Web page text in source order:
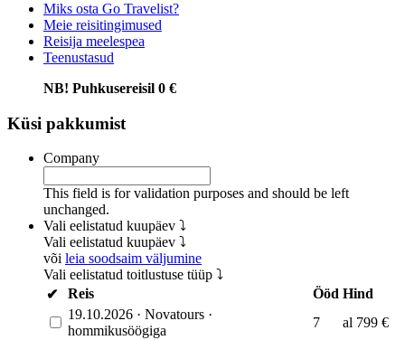
Miks osta Go Travelist?
Meie reisitingimused
Reisija meelespea
Teenustasud
NB! Puhkusereisil 0 €
Küsi pakkumist
Company
This field is for validation purposes and should be left
unchanged.
Vali eelistatud kuupäev ⤵
Vali eelistatud kuupäev ⤵
või leia soodsaim väljumine
Vali eelistatud toitlustuse tüüp ⤵
✔
Reis Ööd Hind
19.10.2026 · Novatours ·
hommikusöögiga
7 al 799 €